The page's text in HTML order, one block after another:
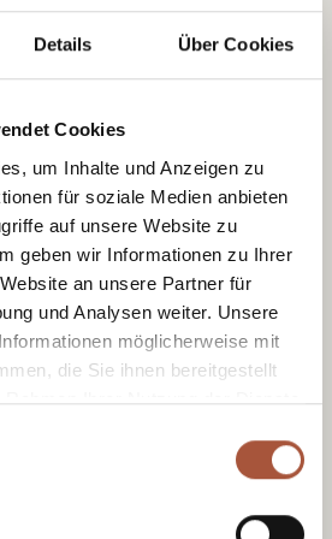
Details Über Cookies
Cookies
um Inhalte und Anzeigen zu
für soziale Medien anbieten
auf unsere Website zu
geben wir Informationen zu Ihrer
an unsere Partner für
und Analysen weiter. Unsere
möglicherweise mit
die Sie ihnen bereitgestellt
Ihrer Nutzung der Dienste
Jahre ganz nach dem
zahlen alle Kinder und
19 Jahren*nur € 15,00
und jünger
(28.03. - 06.